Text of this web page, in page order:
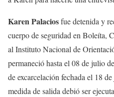
Karen Palaciosfue detenida y
cuerpo de seguridad en Boleíta,
al Instituto Nacional de
permaneció hasta el 08 de julio
de excarcelación fechada el 18
medida de salida debió ser